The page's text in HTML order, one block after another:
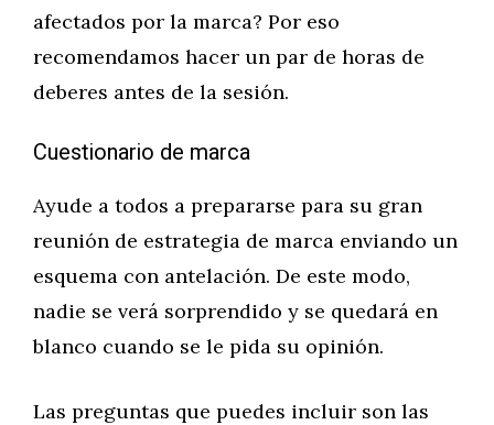
afectados por la marca? Por eso
recomendamos hacer un par de horas de
deberes antes de la sesión.
Cuestionario de marca
Ayude a todos a prepararse para su gran
reunión de estrategia de marca enviando un
esquema con antelación. De este modo,
nadie se verá sorprendido y se quedará en
blanco cuando se le pida su opinión.
Las preguntas que puedes incluir son las